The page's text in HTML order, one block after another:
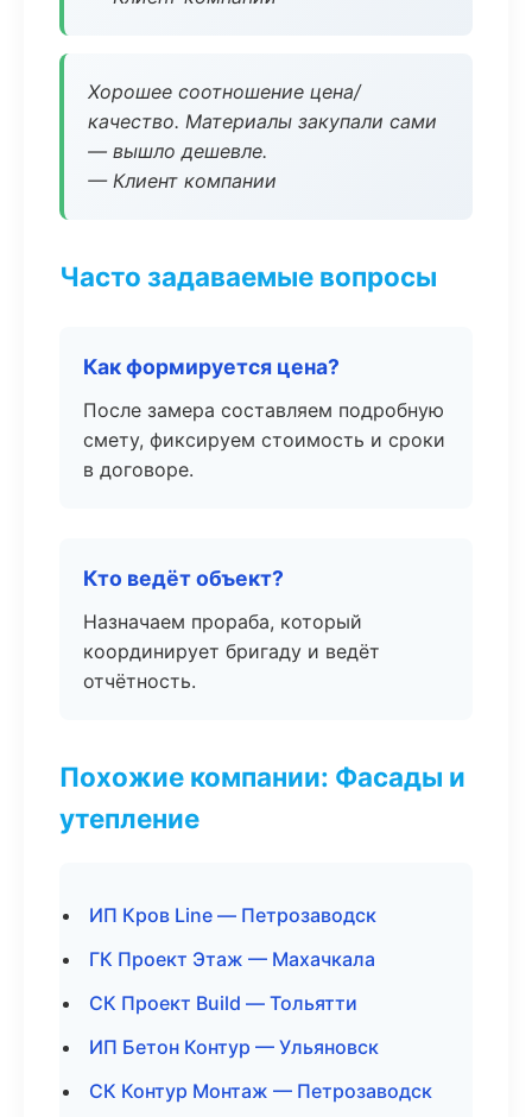
Хорошее соотношение цена/
качество. Материалы закупали сами
— вышло дешевле.
— Клиент компании
Часто задаваемые вопросы
Как формируется цена?
После замера составляем подробную
смету, фиксируем стоимость и сроки
в договоре.
Кто ведёт объект?
Назначаем прораба, который
координирует бригаду и ведёт
отчётность.
Похожие компании: Фасады и
утепление
ИП Кров Line — Петрозаводск
ГК Проект Этаж — Махачкала
СК Проект Build — Тольятти
ИП Бетон Контур — Ульяновск
СК Контур Монтаж — Петрозаводск